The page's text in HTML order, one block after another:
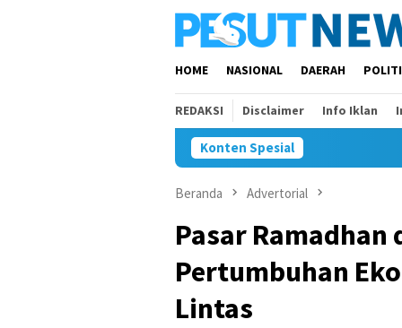
HOME NASIONAL DAERAH
REDAKSI Disclaimer Info Iklan
Konten Spesial
Beranda Advertorial
Pasar
Pertumbuhan
Lintas